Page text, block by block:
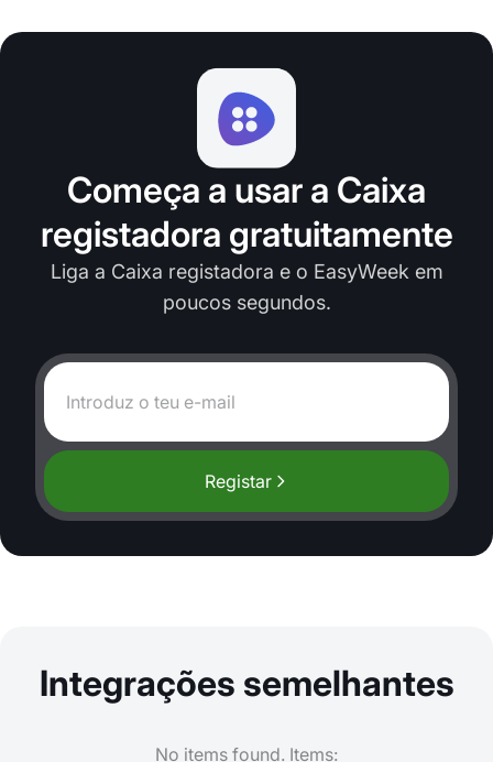
Começa a usar a Caixa
registadora gratuitamente
Liga a Caixa registadora e o EasyWeek em
poucos segundos.
Registar
Integrações semelhantes
No items found. Items: